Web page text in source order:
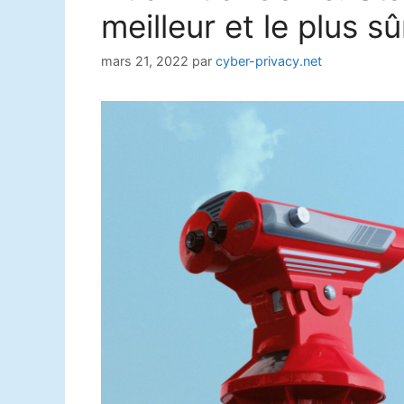
meilleur et le plus
mars 21, 2022 par cyber-privacy.net